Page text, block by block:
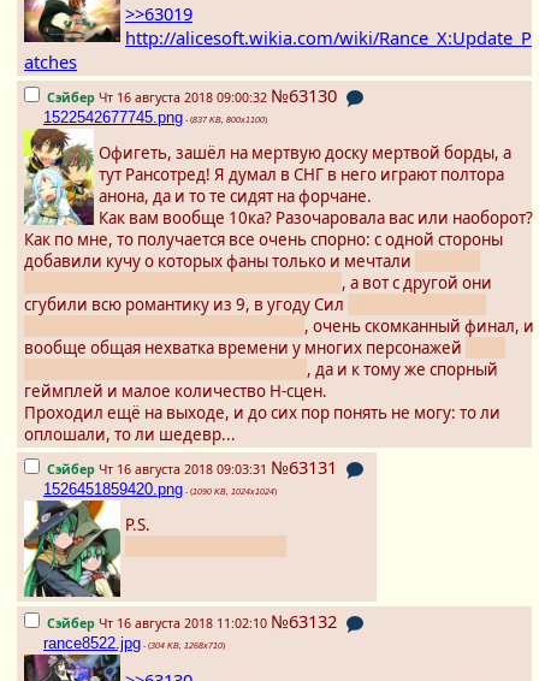
>>63019
http://alicesoft.wikia.com/wiki/Rance_X:Update_P
atches
Сэйбер Чт 16 августа 2018 09:00:32 №63130
1522542677745.png - (837 KB, 800x1100)
Офигеть, зашёл на мертвую доску мертвой борды, а
тут Рансотред! Я думал в СНГ в него играют полтора
анона, да и то те сидят на форчане.
Как вам вообще 10ка? Разочаровала вас или наоборот?
Как по мне, то получается все очень спорно: с одной стороны
добавили кучу о которых фаны только и мечтали
, а вот с другой они
сгубили всю романтику из 9, в угоду Сил
, очень скомканный финал, и
вообще общая нехватка времени у многих персонажей
, да и к тому же спорный
геймплей и малое количество Н-сцен.
Проходил ещё на выходе, и до сих пор понять не могу: то ли
оплошали, то ли шедевр...
Сэйбер Чт 16 августа 2018 09:03:31 №63131
1526451859420.png - (1090 KB, 1024x1024)
P.S.
Сэйбер Чт 16 августа 2018 11:02:10 №63132
rance8522.jpg - (304 KB, 1268x710)